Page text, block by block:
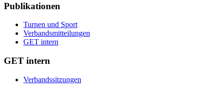
Publikationen
Turnen und Sport
Verbandsmitteilungen
GET intern
GET intern
Verbandssitzungen